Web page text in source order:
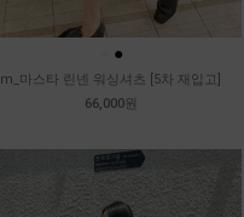
●
m_마스타 린넨 워싱셔츠 [5차 재입고]
66,000원